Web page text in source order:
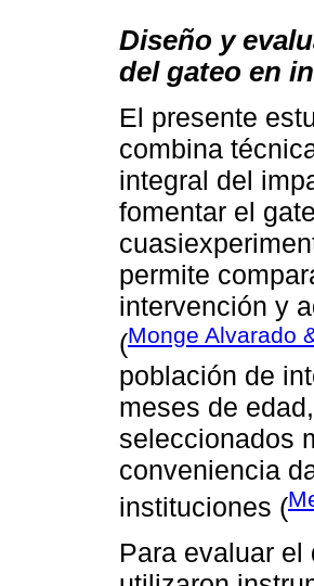
Diseño y
del gateo en
El presente
combina
integral del
fomentar el
permite
intervención y
(Monge Alvarado
población de
meses de
seleccionados
conveniencia
instituciones (
Para evaluar